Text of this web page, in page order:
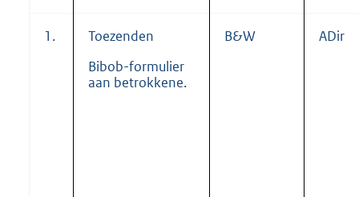
1.
Toezenden
Bibob-formulier
aan betrokkene.
B&W ADir